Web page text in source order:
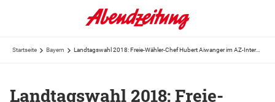
Startseite Bayern Landtagswahl 2018: Freie-Wähler-Chef Hubert Aiwanger im AZ-Interview
Landtagswahl 2018: Freie-